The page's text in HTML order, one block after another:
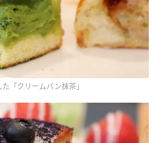
「クリームパン抹茶」